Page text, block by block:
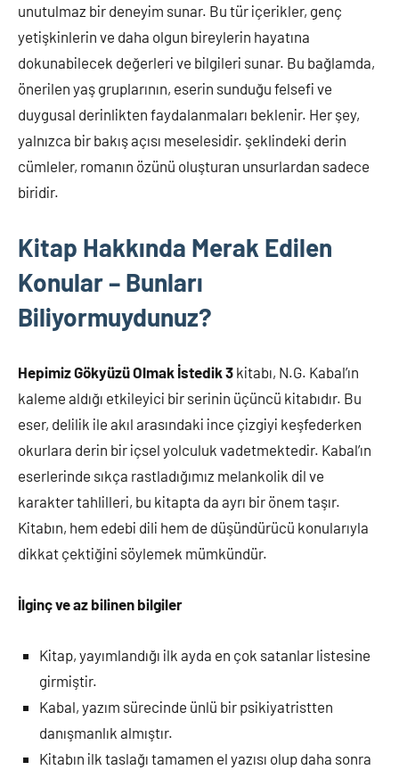
unutulmaz bir deneyim sunar. Bu tür içerikler, genç
yetişkinlerin ve daha olgun bireylerin hayatına
dokunabilecek değerleri ve bilgileri sunar. Bu bağlamda,
önerilen yaş gruplarının, eserin sunduğu felsefi ve
duygusal derinlikten faydalanmaları beklenir. Her şey,
yalnızca bir bakış açısı meselesidir. şeklindeki derin
cümleler, romanın özünü oluşturan unsurlardan sadece
biridir.
Kitap Hakkında Merak Edilen
Konular – Bunları
Biliyormuydunuz?
Hepimiz Gökyüzü Olmak İstedik 3 kitabı, N.G. Kabal’ın
kaleme aldığı etkileyici bir serinin üçüncü kitabıdır. Bu
eser, delilik ile akıl arasındaki ince çizgiyi keşfederken
okurlara derin bir içsel yolculuk vadetmektedir. Kabal’ın
eserlerinde sıkça rastladığımız melankolik dil ve
karakter tahlilleri, bu kitapta da ayrı bir önem taşır.
Kitabın, hem edebi dili hem de düşündürücü konularıyla
dikkat çektiğini söylemek mümkündür.
İlginç ve az bilinen bilgiler
Kitap, yayımlandığı ilk ayda en çok satanlar listesine
girmiştir.
Kabal, yazım sürecinde ünlü bir psikiyatristten
danışmanlık almıştır.
Kitabın ilk taslağı tamamen el yazısı olup daha sonra